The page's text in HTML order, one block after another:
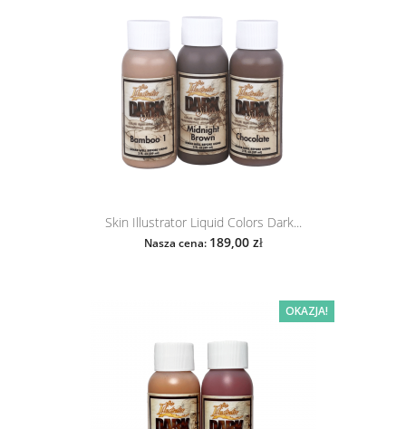
Skin Illustrator Liquid Colors Dark...
Nasza cena: 189,00 zł
OKAZJA!